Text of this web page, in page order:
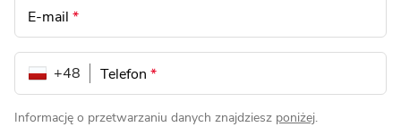
E-mail *
Telefon *
+48
Informację o przetwarzaniu danych znajdziesz poniżej.